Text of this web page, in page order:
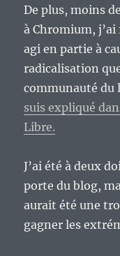
De plus, moins
à Chromium, j’ai
agi en partie à
radicalisation
communauté du
suis expliqué
Libre.
J’ai été à deux
porte du blog,
aurait été une
gagner les